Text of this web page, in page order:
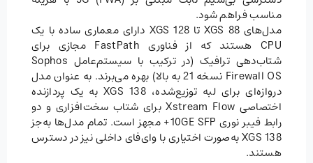
مناسب فراهم شود.
مدل‌های XGS 88 تا XGS 128 دارای معماری ساده با یک
CPU هستند که از فناوری FastPath مجازی برای
شتاب‌دهی ترافیک (در ترکیب با سیستم‌عامل Sophos
Firewall OS نسخه 21 به بالا) بهره می‌برند. به عنوان مدل
دروازه‌ای برای لبه توزیع‌شده، XGS 138 به یک پردازنده
اختصاصی Xstream Flow برای شتاب سخت‌افزاری و دو
رابط فیبر نوری 10GE SFP+ مجهز است. تمام مدل‌ها به‌جز
XGS 138 به‌صورت اختیاری با وای‌فای داخلی نیز در دسترس
هستند.